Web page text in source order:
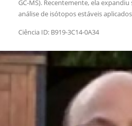
GC-MS). Recentemente, ela
análise de isótopos estáveis
Ciência ID: B919-3C14-0A34